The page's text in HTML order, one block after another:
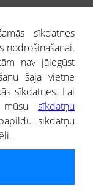
un tai nav
sīkdatnes
nodrošināšanai.
nav jāiegūst
šajā vietnē
sīkdatnes. Lai
mūsu sīkdatņu
sīkdatņu